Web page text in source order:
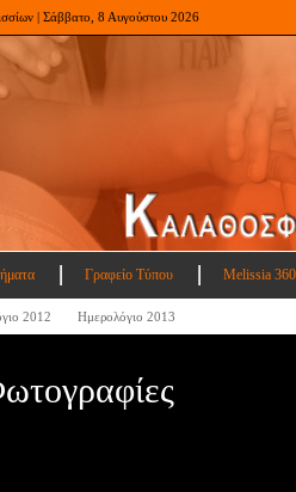
| Σάββατο, 8 Αυγούστου 2026
Γραφείο Τύπου Melissia
2012 Ημερολόγιο 2013